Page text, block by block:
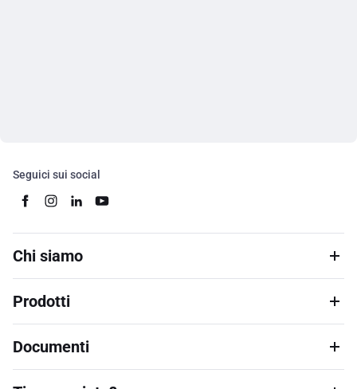
Seguici sui social
Chi siamo
Prodotti
Documenti